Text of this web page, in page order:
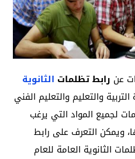
عن رابط تظلمات الثانوية
والتعليم والتعليم الفني
لجميع المواد التي يرغب
ويمكن التعرف على رابط
الثانوية العامة للعام